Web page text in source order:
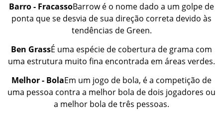
Barro - FracassoBarrow é o nome dado a um golpe de
ponta que se desvia de sua direção correta devido às
tendências de Green.
Ben GrassÉ uma espécie de cobertura de grama com
uma estrutura muito fina encontrada em áreas verdes.
Melhor - BolaEm um jogo de bola, é a competição de
uma pessoa contra a melhor bola de dois jogadores ou
a melhor bola de três pessoas.